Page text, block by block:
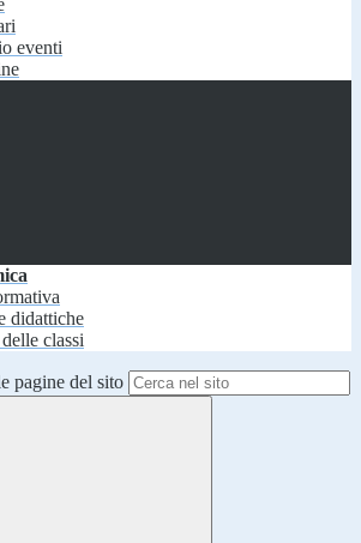
eventi
didattiche
classi
pagine del sito